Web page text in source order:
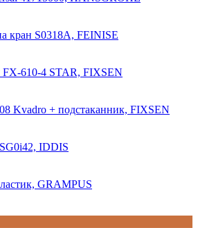
кран S0318A, FEINISE
610-4 STAR, FIXSEN
Kvadro + подстаканник, FIXSEN
IDDIS
GRAMPUS